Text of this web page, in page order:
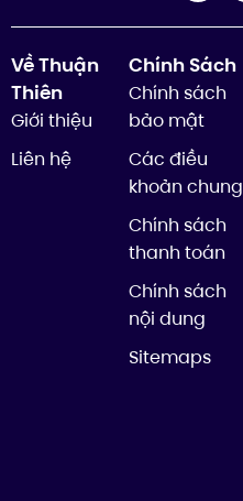
Về Thuận
Thiên
Giới thiệu
Liên hệ
Chính Sách
Chính sách
bảo mật
Các điều
khoản chung
Chính sách
thanh toán
Chính sách
nội dung
Sitemaps